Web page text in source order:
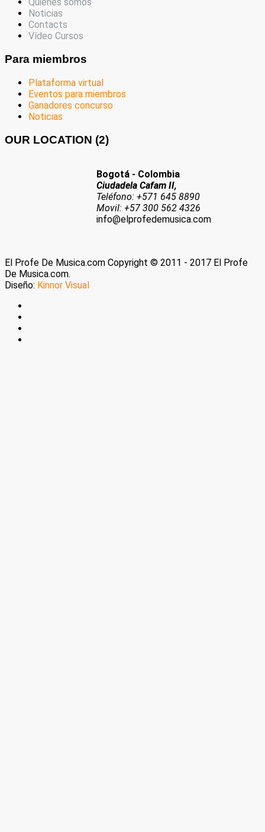
Quienes somos
Noticias
Contacts
Vídeo Cursos
Para miembros
Plataforma virtual
Eventos para miembros
Ganadores concurso
Noticias
OUR LOCATION (2)
Bogotá - Colombia
Ciudadela Cafam II,
Teléfono: +571 645 8890
Movil: +57 300 562 4326
info@elprofedemusica.com
El Profe De Musica.com Copyright © 2011 - 2017 El Profe
De Musica.com.
Diseño: Kinnor Visual